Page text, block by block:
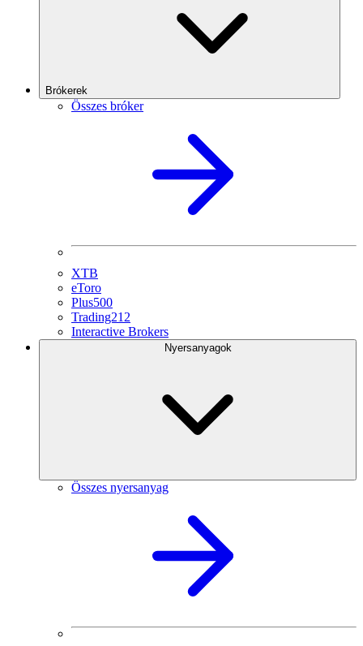
Brókerek
Összes bróker
XTB
eToro
Plus500
Trading212
Interactive Brokers
Nyersanyagok
Összes nyersanyag